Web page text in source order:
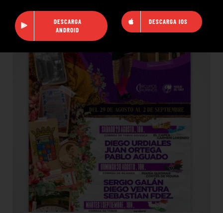
DESCARGA
ANDROID
DESCARGA IOS